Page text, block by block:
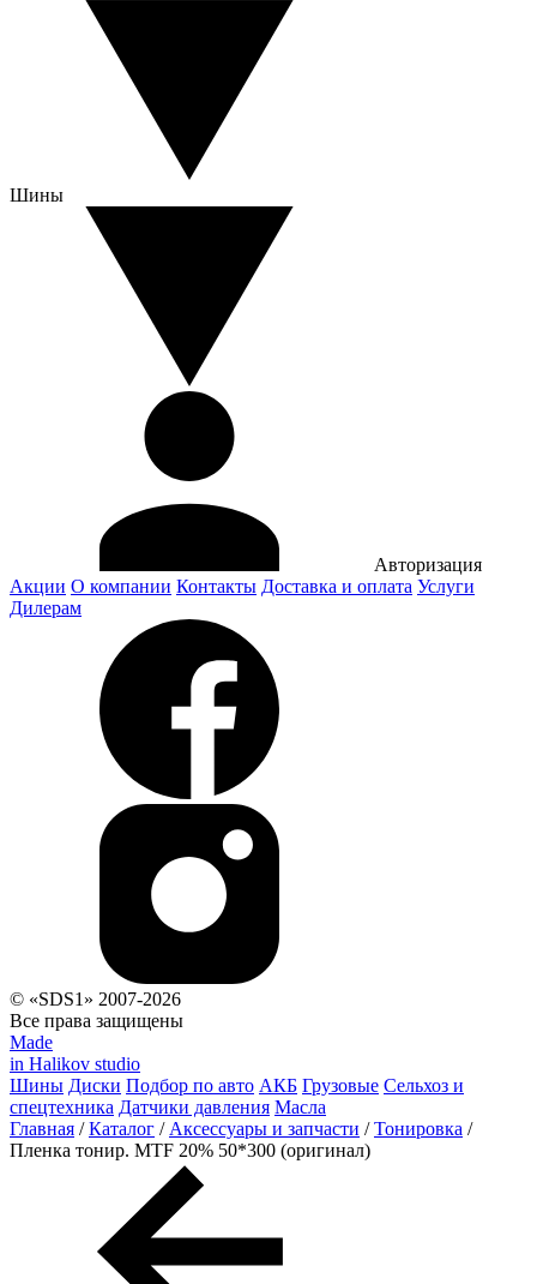
Шины
Авторизация
Акции О компании Контакты Доставка и оплата Услуги
Дилерам
© «SDS1» 2007-2026
Все права защищены
Made
in Halikov studio
Шины Диски Подбор по авто АКБ Грузовые Сельхоз и
спецтехника Датчики давления Масла
Главная / Каталог / Аксессуары и запчасти / Тонировка /
Пленка тонир. MTF 20% 50*300 (оригинал)